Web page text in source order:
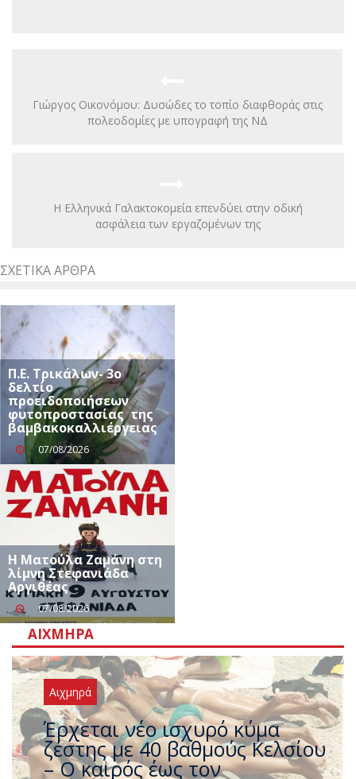
Γιώργος Οικονόμου: Δυσώδες το τοπίο διαφθοράς στις
πολεοδομίες με υπογραφή της ΝΔ
Η Ελληνικά Γαλακτοκομεία επενδύει στην οδική
ασφάλεια των εργαζομένων της
ΣΧΕΤΙΚΆ ΆΡΘΡΑ
Π.Ε. Τρικάλων- 3ο
δελτίο
προειδοποιήσεων
φυτοπροστασίας της
βαμβακοκαλλιέργειας
07/08/2026
Η Ματούλα Ζαμάνη στη
λίμνη Στεφανιάδα
Αργιθέας
07/08/2026
ΑΙΧΜΗΡΆ
Αιχμηρά
Άφαντος ο Τσίπρας… την ώρα
που η χώρα καίγεται